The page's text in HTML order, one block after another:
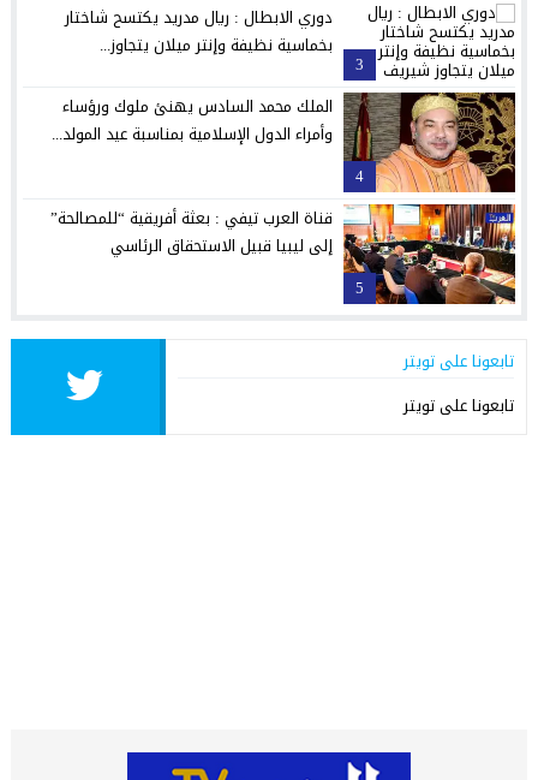
3
دوري الابطال : ريال مدريد يكتسح شاختار
بخماسية نظيفة وإنتر ميلان يتجاوز...
4
الملك محمد السادس يهنئ ملوك ورؤساء
وأمراء الدول الإسلامية بمناسبة عيد المولد...
5
قناة العرب تيفي : بعثة أفريقية “للمصالحة”
إلى ليبيا قبيل الاستحقاق الرئاسي
تابعونا على تويتر
تابعونا على تويتر